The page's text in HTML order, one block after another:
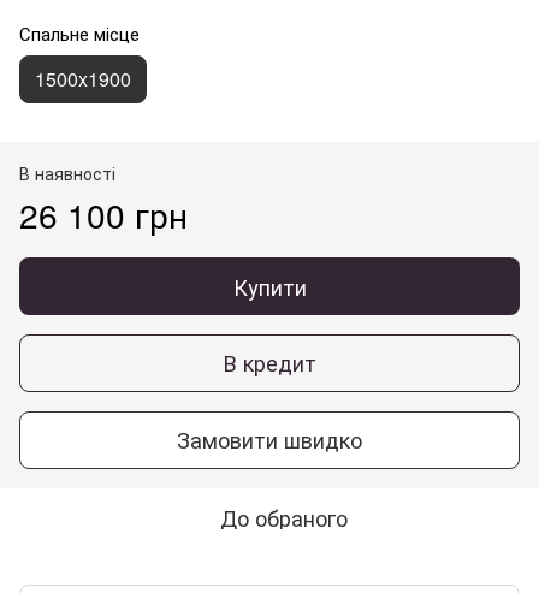
Спальне місце
1500x1900
В наявності
26 100 грн
Купити
В кредит
Замовити швидко
До обраного